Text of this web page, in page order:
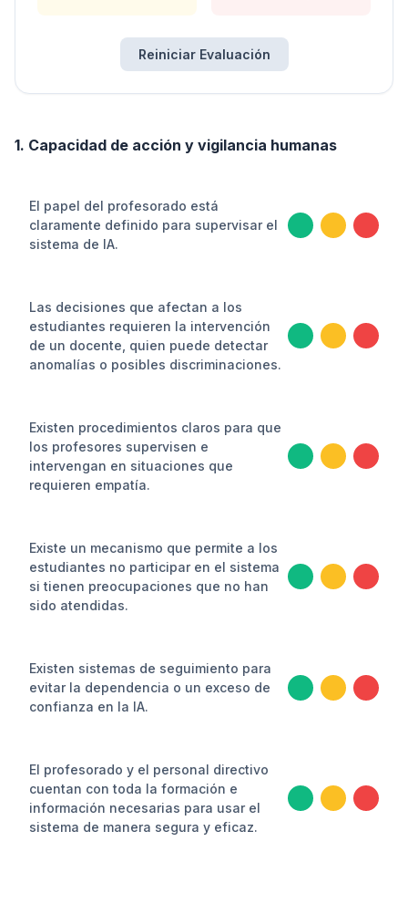
Reiniciar Evaluación
1. Capacidad de acción y vigilancia humanas
El papel del profesorado está
claramente definido para supervisar el
sistema de IA.
Las decisiones que afectan a los
estudiantes requieren la intervención
de un docente, quien puede detectar
anomalías o posibles discriminaciones.
Existen procedimientos claros para que
los profesores supervisen e
intervengan en situaciones que
requieren empatía.
Existe un mecanismo que permite a los
estudiantes no participar en el sistema
si tienen preocupaciones que no han
sido atendidas.
Existen sistemas de seguimiento para
evitar la dependencia o un exceso de
confianza en la IA.
El profesorado y el personal directivo
cuentan con toda la formación e
información necesarias para usar el
sistema de manera segura y eficaz.